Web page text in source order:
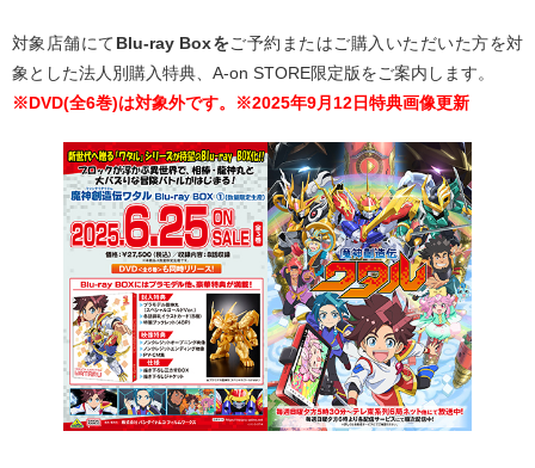
対象店舗にてBlu-ray Boxをご予約またはご購入いただいた方を対
象とした法人別購入特典、A-on STORE限定版をご案内します。
※DVD(全6巻)は対象外です。※2025年9月12日特典画像更新